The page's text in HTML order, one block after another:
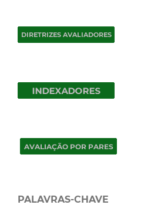
PALAVRAS-CHAVE